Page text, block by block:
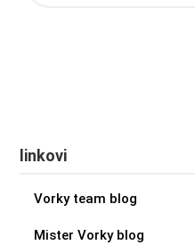
linkovi
Vorky team blog
Mister Vorky blog